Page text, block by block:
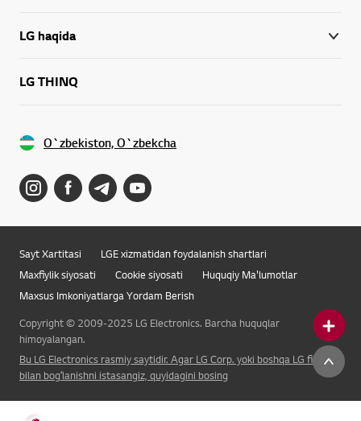
LG haqida
LG THINQ
O`zbekiston, O`zbekcha
Sayt Xartitasi
LGE xizmatidan foydalanish shartlari
Maxfiylik siyosati
Cookie siyosati
Huquqiy Ma'lumotlar
Maxsus Imkoniyatlarga Yordam Berish
Copyright © 2009-2025 LG Electronics. Barcha huquqlar
himoyalangan.
Bu LG Electronics rasmiy saytidir. Agar LG Corp. yoki boshqa LG filiali
bilan bogʻlanishni istasangiz, quyidagini bosing